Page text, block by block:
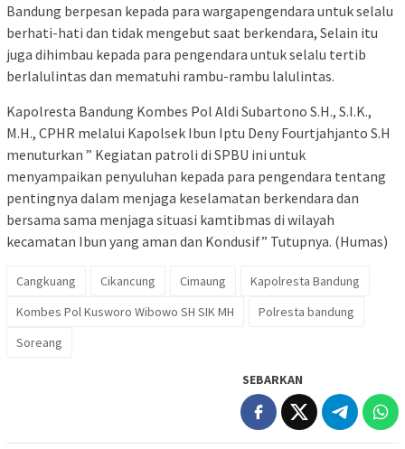
Bandung berpesan kepada para wargapengendara untuk selalu
berhati-hati dan tidak mengebut saat berkendara, Selain itu
juga dihimbau kepada para pengendara untuk selalu tertib
berlalulintas dan mematuhi rambu-rambu lalulintas.
Kapolresta Bandung Kombes Pol Aldi Subartono S.H., S.I.K.,
M.H., CPHR melalui Kapolsek Ibun Iptu Deny Fourtjahjanto S.H
menuturkan ” Kegiatan patroli di SPBU ini untuk
menyampaikan penyuluhan kepada para pengendara tentang
pentingnya dalam menjaga keselamatan berkendara dan
bersama sama menjaga situasi kamtibmas di wilayah
kecamatan Ibun yang aman dan Kondusif” Tutupnya. (Humas)
Cangkuang Cikancung Cimaung
Kapolresta Bandung
Kombes Pol Kusworo Wibowo SH SIK MH
Polresta bandung
Soreang
SEBARKAN